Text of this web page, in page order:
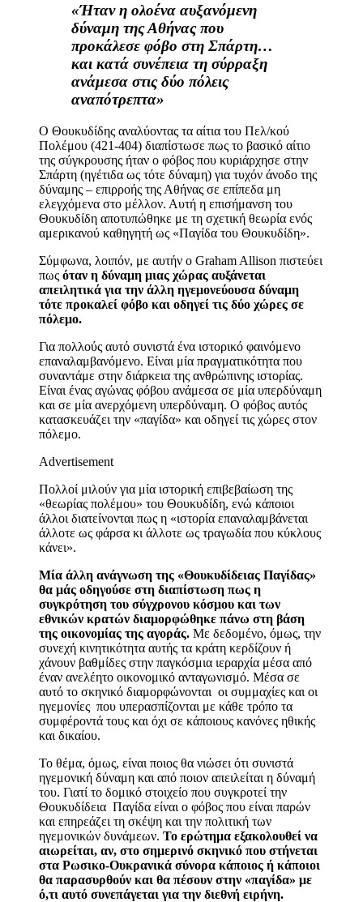
«Ήταν η ολοένα αυξανόμενη
δύναμη της Αθήνας που
προκάλεσε φόβο στη Σπάρτη…
και κατά συνέπεια τη σύρραξη
ανάμεσα στις δύο πόλεις
αναπότρεπτα»
Ο Θουκυδίδης αναλύοντας τα αίτια του Πελ/κού
Πολέμου (421-404) διαπίστωσε πως το βασικό αίτιο
της σύγκρουσης ήταν ο φόβος που κυριάρχησε στην
Σπάρτη (ηγέτιδα ως τότε δύναμη) για τυχόν άνοδο της
δύναμης – επιρροής της Αθήνας σε επίπεδα μη
ελεγχόμενα στο μέλλον. Αυτή η επισήμανση του
Θουκυδίδη αποτυπώθηκε με τη σχετική θεωρία ενός
αμερικανού καθηγητή ως «Παγίδα του Θουκυδίδη».
Σύμφωνα, λοιπόν, με αυτήν ο Graham Allison πιστεύει
πως όταν η δύναμη μιας χώρας αυξάνεται
απειλητικά για την άλλη ηγεμονεύουσα δύναμη
τότε προκαλεί φόβο και οδηγεί τις δύο χώρες σε
πόλεμο.
Για πολλούς αυτό συνιστά ένα ιστορικό φαινόμενο
επαναλαμβανόμενο. Είναι μία πραγματικότητα που
συναντάμε στην διάρκεια της ανθρώπινης ιστορίας.
Είναι ένας αγώνας φόβου ανάμεσα σε μία υπερδύναμη
και σε μία ανερχόμενη υπερδύναμη. Ο φόβος αυτός
κατασκευάζει την «παγίδα» και οδηγεί τις χώρες στον
πόλεμο.
Advertisement
Πολλοί μιλούν για μία ιστορική επιβεβαίωση της
«θεωρίας πολέμου» του Θουκυδίδη, ενώ κάποιοι
άλλοι διατείνονται πως η «ιστορία επαναλαμβάνεται
άλλοτε ως φάρσα κι άλλοτε ως τραγωδία που κύκλους
κάνει».
Μία άλλη ανάγνωση της «Θουκυδίδειας Παγίδας»
θα μάς οδηγούσε στη διαπίστωση πως η
συγκρότηση του σύγχρονου κόσμου και των
εθνικών κρατών διαμορφώθηκε πάνω στη βάση
της οικονομίας της αγοράς. Με δεδομένο, όμως, την
συνεχή κινητικότητα αυτής τα κράτη κερδίζουν ή
χάνουν βαθμίδες στην παγκόσμια ιεραρχία μέσα από
έναν ανελέητο οικονομικό ανταγωνισμό. Μέσα σε
αυτό το σκηνικό διαμορφώνονται οι συμμαχίες και οι
ηγεμονίες που υπερασπίζονται με κάθε τρόπο τα
συμφέροντά τους και όχι σε κάποιους κανόνες ηθικής
και δικαίου.
Το θέμα, όμως, είναι ποιος θα νιώσει ότι συνιστά
ηγεμονική δύναμη και από ποιον απειλείται η δύναμή
του. Γιατί το δομικό στοιχείο που συγκροτεί την
Θουκυδίδεια Παγίδα είναι ο φόβος που είναι παρών
και επηρεάζει τη σκέψη και την πολιτική των
ηγεμονικών δυνάμεων. Το ερώτημα εξακολουθεί να
αιωρείται, αν, στο σημερινό σκηνικό που στήνεται
στα Ρωσικο-Ουκρανικά σύνορα κάποιος ή κάποιοι
θα παρασυρθούν και θα πέσουν στην «παγίδα» με
ό,τι αυτό συνεπάγεται για την διεθνή ειρήνη.